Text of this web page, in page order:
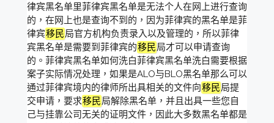
律宾黑名单里菲律宾黑名单是无法个人在网上进行查询
的，在网上也是查询不到的，因为菲律宾的黑名单是菲
律宾移民局官方机构负责录入以及管理的，所以菲律
宾黑名单是需要到菲律宾的移民局才可以申请查询
的。菲律宾黑名单如何洗白菲律宾黑名单洗白需要根据
案子实际情况处理，如果是ALO与BLO黑名单那么可以
通过菲律宾境内的律师所出具相关的文件向移民局提
交申请，要求移民局解除黑名单，并且出具一些您自
己与挂靠公司无关的证明文件，因此大多数黑名单都是